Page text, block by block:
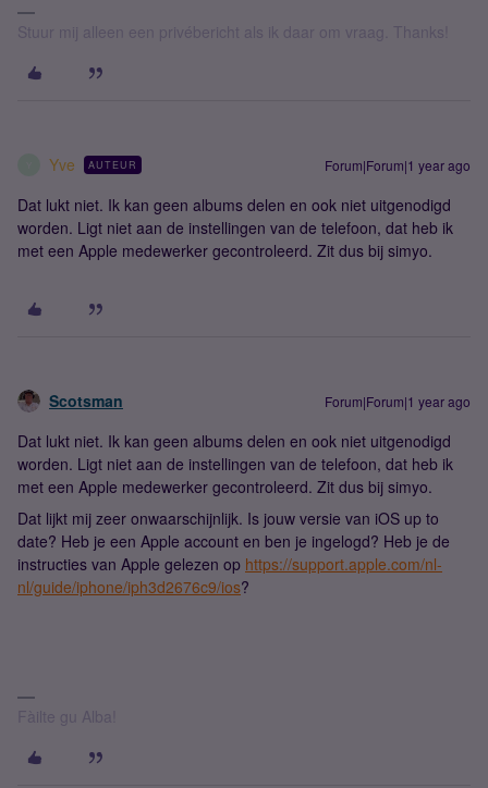
Stuur mij alleen een privébericht als ik daar om vraag. Thanks!
Yve AUTEUR Forum|Forum|1 year ago
Dat lukt niet. Ik kan geen albums delen en ook niet uitgenodigd
worden. Ligt niet aan de instellingen van de telefoon, dat heb ik
met een Apple medewerker gecontroleerd. Zit dus bij simyo.
Scotsman Forum|Forum|1 year ago
Dat lukt niet. Ik kan geen albums delen en ook niet uitgenodigd
worden. Ligt niet aan de instellingen van de telefoon, dat heb ik
met een Apple medewerker gecontroleerd. Zit dus bij simyo.
Dat lijkt mij zeer onwaarschijnlijk. Is jouw versie van iOS up to
date? Heb je een Apple account en ben je ingelogd? Heb je de
instructies van Apple gelezen op https://support.apple.com/nl-
nl/guide/iphone/iph3d2676c9/ios?
Fàilte gu Alba!